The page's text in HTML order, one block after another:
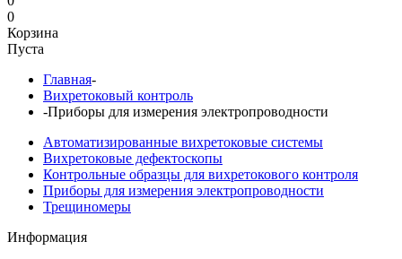
0
Корзина
Пуста
Главная-
Вихретоковый контроль
-Приборы для измерения электропроводности
Автоматизированные вихретоковые системы
Вихретоковые дефектоскопы
Контрольные образцы для вихретокового контроля
Приборы для измерения электропроводности
Трещиномеры
Информация